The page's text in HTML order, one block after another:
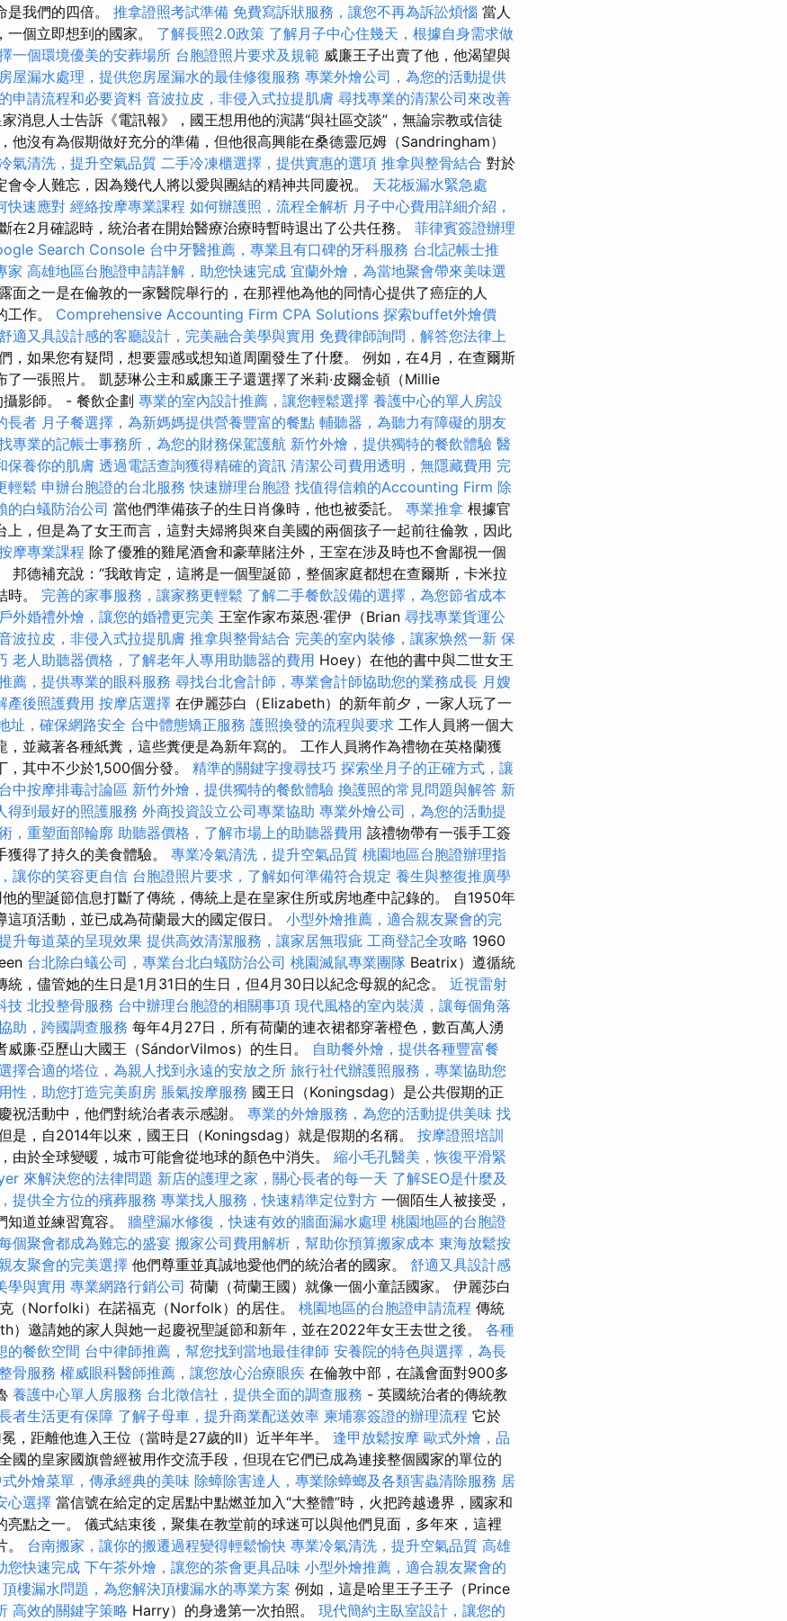
是我們的四倍。 推拿證照考試準備 免費寫訴狀服務，讓您不再為訴訟煩惱 當人
個立即想到的國家。 了解長照2.0政策 了解月子中心住幾天，根據自身需求做
一個環境優美的安葬場所 台胞證照片要求及規範 威廉王子出賣了他，他渴望與
房屋漏水處理，提供您房屋漏水的最佳修復服務 專業外燴公司，為您的活動提供
申請流程和必要資料 音波拉皮，非侵入式拉提肌膚 尋找專業的清潔公司來改善
消息人士告訴《電訊報》，國王想用他的演講“與社區交談”，無論宗教或信徒
他沒有為假期做好充分的準備，但他很高興能在桑德靈厄姆（Sandringham）
氣清洗，提升空氣品質 二手冷凍櫃選擇，提供實惠的選項 推拿與整骨結合 對於
會令人難忘，因為幾代人將以愛與團結的精神共同慶祝。 天花板漏水緊急處
快速應對 經絡按摩專業課程 如何辦護照，流程全解析 月子中心費用詳細介紹，
在2月確認時，統治者在開始醫療治療時暫時退出了公共任務。 菲律賓簽證辦理
Search Console 台中牙醫推薦，專業且有口碑的牙科服務 台北記帳士推
家 高雄地區台胞證申請詳解，助您快速完成 宜蘭外燴，為當地聚會帶來美味選
面之一是在倫敦的一家醫院舉行的，在那裡他為他的同情心提供了癌症的人
工作。 Comprehensive Accounting Firm CPA Solutions 探索buffet外燴價
適又具設計感的客廳設計，完美融合美學與實用 免費律師詢問，解答您法律上
，如果您有疑問，想要靈感或想知道周圍發生了什麼。 例如，在4月，在查爾斯
了一張照片。 凱瑟琳公主和威廉王子還選擇了米莉·皮爾金頓（Millie
影師。 - 餐飲企劃 專業的室內設計推薦，讓您輕鬆選擇 養護中心的單人房設
長者 月子餐選擇，為新媽媽提供營養豐富的餐點 輔聽器，為聽力有障礙的朋友
專業的記帳士事務所，為您的財務保駕護航 新竹外燴，提供獨特的餐飲體驗 醫
保養你的肌膚 透過電話查詢獲得精確的資訊 清潔公司費用透明，無隱藏費用 完
輕鬆 申辦台胞證的台北服務 快速辦理台胞證 找值得信賴的Accounting Firm 除
的白蟻防治公司 當他們準備孩子的生日肖像時，他也被委託。 專業推拿 根據官
上，但是為了女王而言，這對夫婦將與來自美國的兩個孩子一起前往倫敦，因此
摩專業課程 除了優雅的雞尾酒會和豪華賭注外，王室在涉及時也不會鄙視一個
邦德補充說：“我敢肯定，這將是一個聖誕節，整個家庭都想在查爾斯，卡米拉
時。 完善的家事服務，讓家務更輕鬆 了解二手餐飲設備的選擇，為您節省成本
戶外婚禮外燴，讓您的婚禮更完美 王室作家布萊恩·霍伊（Brian 尋找專業貨運公
波拉皮，非侵入式拉提肌膚 推拿與整骨結合 完美的室內裝修，讓家焕然一新 保
老人助聽器價格，了解老年人專用助聽器的費用 Hoey）在他的書中與二世女王
薦，提供專業的眼科服務 尋找台北會計師，專業會計師協助您的業務成長 月嫂
產後照護費用 按摩店選擇 在伊麗莎白（Elizabeth）的新年前夕，一家人玩了一
址，確保網路安全 台中體態矯正服務 護照換發的流程與要求 工作人員將一個大
，並藏著各種紙糞，這些糞便是為新年寫的。 工作人員將作為禮物在英格蘭獲
其中不少於1,500個分發。 精準的關鍵字搜尋技巧 探索坐月子的正確方式，讓
台中按摩排毒討論區 新竹外燴，提供獨特的餐飲體驗 換護照的常見問題與解答 新
得到最好的照護服務 外商投資設立公司專業協助 專業外燴公司，為您的活動提
，重塑面部輪廓 助聽器價格，了解市場上的助聽器費用 該禮物帶有一張手工簽
得了持久的美食體驗。 專業冷氣清洗，提升空氣品質 桃園地區台胞證辦理指
讓你的笑容更自信 台胞證照片要求，了解如何準備符合規定 養生與整復推廣學
的聖誕節信息打斷了傳統，傳統上是在皇家住所或房地產中記錄的。 自1950年
項活動，並已成為荷蘭最大的國定假日。 小型外燴推薦，適合親友聚會的完
升每道菜的呈現效果 提供高效清潔服務，讓家居無瑕疵 工商登記全攻略 1960
台北除白蟻公司，專業台北白蟻防治公司 桃園滅鼠專業團隊 Beatrix）遵循統
統，儘管她的生日是1月31日的生日，但4月30日以紀念母親的紀念。 近視雷射
技 北投整骨服務 台中辦理台胞證的相關事項 現代風格的室內裝潢，讓每個角落
助，跨國調查服務 每年4月27日，所有荷蘭的連衣裙都穿著橙色，數百萬人湧
威廉·亞歷山大國王（SándorVilmos）的生日。 自助餐外燴，提供各種豐富餐
擇合適的塔位，為親人找到永遠的安放之所 旅行社代辦護照服務，專業協助您
性，助您打造完美廚房 脹氣按摩服務 國王日（Koningsdag）是公共假期的正
祝活動中，他們對統治者表示感謝。 專業的外燴服務，為您的活動提供美味 找
是，自2014年以來，國王日（Koningsdag）就是假期的名稱。 按摩證照培訓
由於全球變暖，城市可能會從地球的顏色中消失。 縮小毛孔醫美，恢復平滑緊
來解決您的法律問題 新店的護理之家，關心長者的每一天 了解SEO是什麼及
提供全方位的殯葬服務 專業找人服務，快速精準定位對方 一個陌生人被接受，
道並練習寬容。 牆壁漏水修復，快速有效的牆面漏水處理 桃園地區的台胞證
個聚會都成為難忘的盛宴 搬家公司費用解析，幫助你預算搬家成本 東海放鬆按
友聚會的完美選擇 他們尊重並真誠地愛他們的統治者的國家。 舒適又具設計感
學與實用 專業網路行銷公司 荷蘭（荷蘭王國）就像一個小童話國家。 伊麗莎白
（Norfolki）在諾福克（Norfolk）的居住。 桃園地區的台胞證申請流程 傳統
）邀請她的家人與她一起慶祝聖誕節和新年，並在2022年女王去世之後。 各種
的餐飲空間 台中律師推薦，幫您找到當地最佳律師 安養院的特色與選擇，為長
骨服務 權威眼科醫師推薦，讓您放心治療眼疾 在倫敦中部，在議會面對900多
養護中心單人房服務 台北徵信社，提供全面的調查服務 - 英國統治者的傳統教
者生活更有保障 了解子母車，提升商業配送效率 柬埔寨簽證的辦理流程 它於
，距離他進入王位（當時是27歲的II）近半年半。 逢甲放鬆按摩 歐式外燴，品
國的皇家國旗曾經被用作交流手段，但現在它們已成為連接整個國家的單位的
外燴菜單，傳承經典的美味 除蟑除害達人，專業除蟑螂及各類害蟲清除服務 居
心選擇 當信號在給定的定居點中點燃並加入“大整體”時，火把跨越邊界，國家和
亮點之一。 儀式結束後，聚集在教堂前的球迷可以與他們見面，多年來，這裡
。 台南搬家，讓你的搬遷過程變得輕鬆愉快 專業冷氣清洗，提升空氣品質 高雄
您快速完成 下午茶外燴，讓您的茶會更具品味 小型外燴推薦，適合親友聚會的
頂樓漏水問題，為您解決頂樓漏水的專業方案 例如，這是哈里王子王子（Prince
高效的關鍵字策略 Harry）的身邊第一次拍照。 現代簡約主臥室設計，讓您的